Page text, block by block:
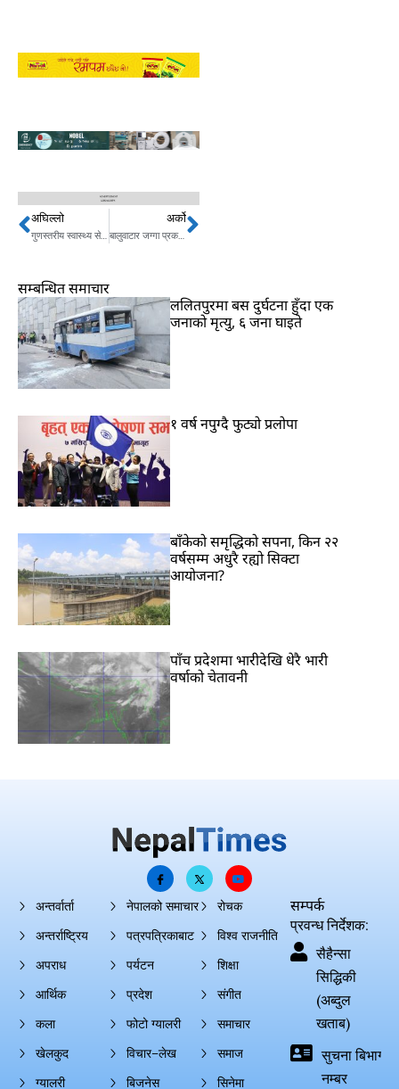
Prev
अघिल्लो
गुणस्तरीय स्वास्थ्य सेवामा आम नागरिकको सहज पहुँच अपरिहार्य: राष्ट्रपति भण्डारी
अर्को
बालुवाटार जग्गा प्रकरण : माधव र बाबुरामविरुद्धको मुद्दाको फैसला कात्तिक १५ गते Next
सम्बन्धित समाचार
ललितपुरमा बस दुर्घटना हुँदा एक
जनाको मृत्यु, ६ जना घाइते
१ वर्ष नपुग्दै फुट्यो प्रलोपा
बाँकेको समृद्धिको सपना, किन २२
वर्षसम्म अधुरै रह्यो सिक्टा
आयोजना?
पाँच प्रदेशमा भारीदेखि धेरै भारी
वर्षाको चेतावनी
अन्तर्वार्ता
अन्तर्राष्ट्रिय
अपराध
आर्थिक
कला
खेलकुद
ग्यालरी
नेपालको समाचार
पत्रपत्रिकाबाट
पर्यटन
प्रदेश
फोटो ग्यालरी
विचार–लेख
बिजनेस
रोचक
विश्व राजनीति
शिक्षा
संगीत
समाचार
समाज
सिनेमा
सम्पर्क
प्रवन्ध निर्देशक:
सैहैन्सा
सिद्धिकी
(अब्दुल
खताब)
सुचना बिभाग
नम्बर